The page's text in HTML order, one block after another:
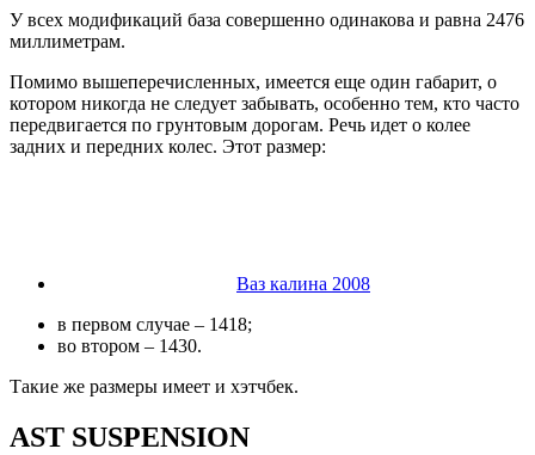
У всех модификаций база совершенно одинакова и равна 2476
миллиметрам.
Помимо вышеперечисленных, имеется еще один габарит, о
котором никогда не следует забывать, особенно тем, кто часто
передвигается по грунтовым дорогам. Речь идет о колее
задних и передних колес. Этот размер:
Ваз калина 2008
в первом случае – 1418;
во втором – 1430.
Такие же размеры имеет и хэтчбек.
AST SUSPENSION